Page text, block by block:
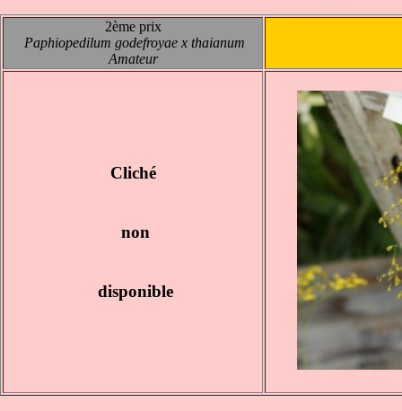
2ème prix
Paphiopedilum godefroyae x thaianum
Amateur
Cliché
non
disponible